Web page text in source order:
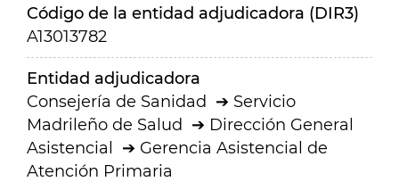
Código de la entidad adjudicadora (DIR3)
A13013782
Entidad adjudicadora
Consejería de Sanidad
Servicio
Madrileño de Salud
Dirección General
Asistencial
Gerencia Asistencial de
Atención Primaria